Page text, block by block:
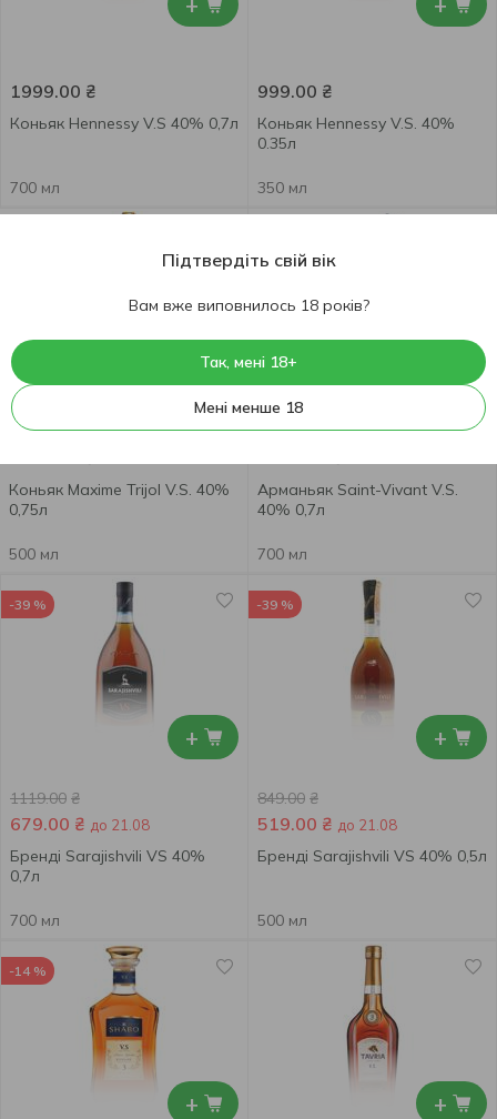
1999.00 ₴
Коньяк Hennessy V.S 40% 0,7л
700 мл
999.00 ₴
Коньяк Hennessy V.S. 40%
0.35л
350 мл
Коньяк Maxime Trijol V.S. 40%
0,75л
500 мл
Арманьяк Saint-Vivant V.S.
40% 0,7л
700 мл
+
-39 %
1119.00 ₴
679.00 ₴ до 21.08
Бренді Sarajishvili VS 40%
0,7л
700 мл
+
-39 %
849.00 ₴
519.00 ₴ до 21.08
Бренді Sarajishvili VS 40% 0,5л
500 мл
+
-14 %
+
Підтвердіть свій вік
Вам вже виповнилось 18 років?
Так, мені 18+
Мені менше 18